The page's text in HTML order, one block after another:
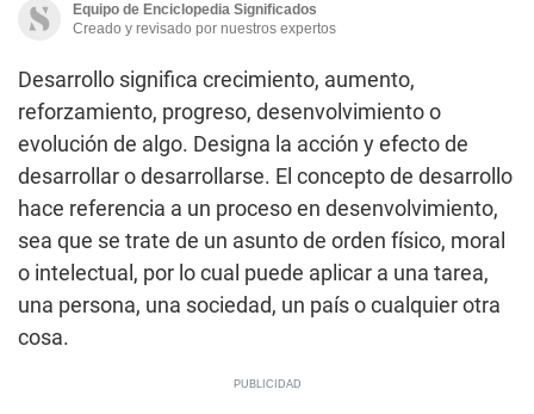
Equipo de Enciclopedia Significados
Creado y revisado por nuestros expertos
Desarrollo significa crecimiento, aumento,
reforzamiento, progreso, desenvolvimiento o
evolución de algo. Designa la acción y efecto de
desarrollar o desarrollarse. El concepto de desarrollo
hace referencia a un proceso en desenvolvimiento,
sea que se trate de un asunto de orden físico, moral
o intelectual, por lo cual puede aplicar a una tarea,
una persona, una sociedad, un país o cualquier otra
cosa.